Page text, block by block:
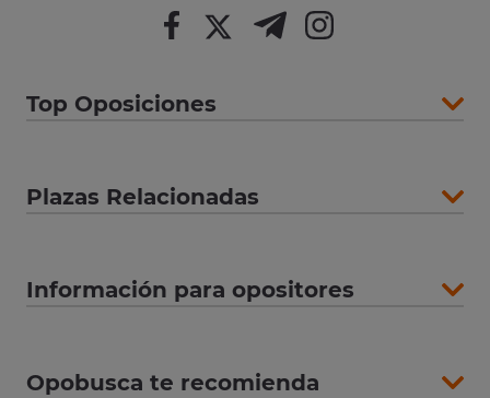
Top Oposiciones
Plazas Relacionadas
Información para opositores
Opobusca te recomienda